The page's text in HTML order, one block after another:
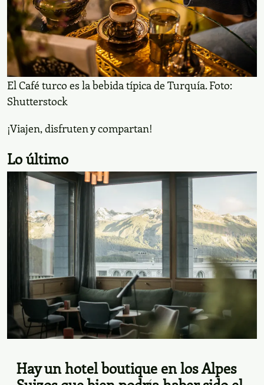
azúcar. En algunos lugares la gente se reúne para jugar
backgammon, que es eljuego de mesa nacional.
Café turco. Foto: Shutterstock